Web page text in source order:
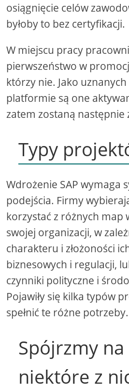
osiągnięcie celów
byłoby to bez certyfikacji.
W miejscu pracy
pierwszeństwo w
którzy nie. Jako
platformie są one
zatem zostaną następnie
Typy
Wdrożenie SAP wymaga
podejścia. Firmy
korzystać z różnych map
swojej organizacji, w
charakteru i złożoności
biznesowych i regulacji,
czynniki polityczne i
Pojawiły się kilka typów
spełnić te różne potrzeby.
Spójrzmy na
niektóre z